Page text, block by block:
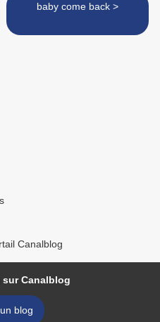
baby come back >
Canalblog
Canalblog
blog